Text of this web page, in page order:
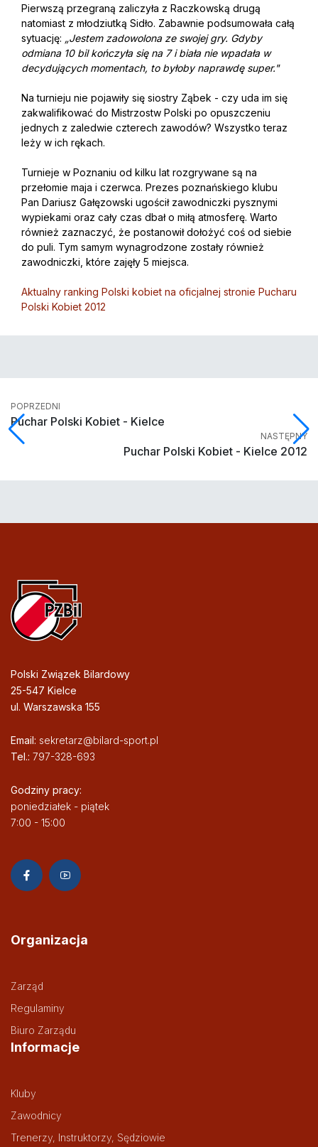
Pierwszą przegraną zaliczyła z Raczkowską drugą
natomiast z młodziutką Sidło. Zabawnie podsumowała całą
sytuację: „Jestem zadowolona ze swojej gry. Gdyby
odmiana 10 bil kończyła się na 7 i biała nie wpadała w
decydujących momentach, to byłoby naprawdę super."
Na turnieju nie pojawiły się siostry Ząbek - czy uda im się
zakwalifikować do Mistrzostw Polski po opuszczeniu
jednych z zaledwie czterech zawodów? Wszystko teraz
leży w ich rękach.
Turnieje w Poznaniu od kilku lat rozgrywane są na
przełomie maja i czerwca. Prezes poznańskiego klubu
Pan Dariusz Gałęzowski ugościł zawodniczki pysznymi
wypiekami oraz cały czas dbał o miłą atmosferę. Warto
również zaznaczyć, że postanowił dołożyć coś od siebie
do puli. Tym samym wynagrodzone zostały również
zawodniczki, które zajęły 5 miejsca.
Aktualny ranking Polski kobiet na oficjalnej stronie Pucharu
Polski Kobiet 2012
POPRZEDNI
Puchar Polski Kobiet - Kielce
NASTĘPNY
Puchar Polski Kobiet - Kielce 2012
Polski Związek Bilardowy
25-547 Kielce
ul. Warszawska 155
Email: sekretarz@bilard-sport.pl
Tel.: 797-328-693
Godziny pracy:
poniedziałek - piątek
7:00 - 15:00
Organizacja
Zarząd
Regulaminy
Biuro Zarządu
Informacje
Kluby
Zawodnicy
Trenerzy, Instruktorzy, Sędziowie